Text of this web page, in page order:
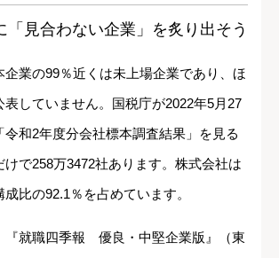
「見合わない企業」を炙り出そう
企業の99％近くは未上場企業であり、ほ
表していません。国税庁が2022年5月27
令和2年度分会社標本調査結果」を見る
けで258万3472社あります。株式会社は
比の92.1％を占めています。
『就職四季報 優良・中堅企業版』（東